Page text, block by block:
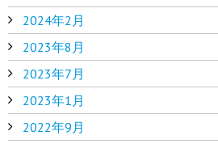
2024年2月
2023年8月
2023年7月
2023年1月
2022年9月